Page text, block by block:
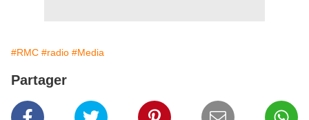
#RMC #radio #Media
Partager